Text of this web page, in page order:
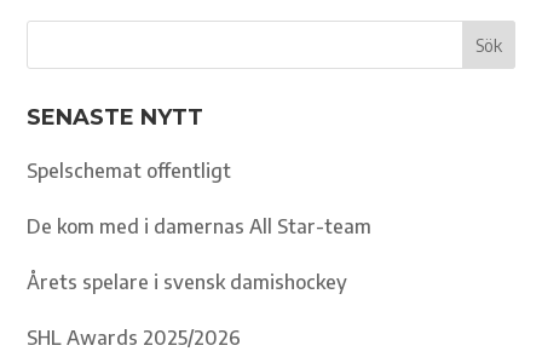
SENASTE NYTT
Spelschemat offentligt
De kom med i damernas All Star-team
Årets spelare i svensk damishockey
SHL Awards 2025/2026